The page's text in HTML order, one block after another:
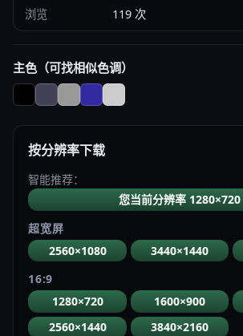
浏览 119 次
主色（可找相似色调）
按分辨率下载
智能推荐：
您当前分辨率 1280×720
超宽屏
2560×1080
3440×1440
16:9
1280×720
1600×900
2560×1440
3840×2160